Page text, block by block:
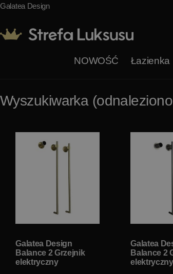
Galatea Design
NOWOŚĆ Łazienka
Wyszukiwarka
Galatea Design
Balance 2 Grzejnik
elektryczny
Galatea
Balance 2
elektryczny